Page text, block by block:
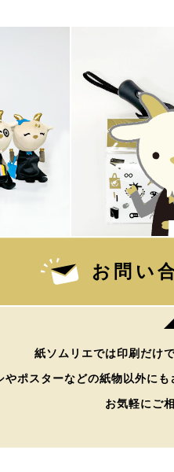
お問い
紙ソムリエでは印刷だけで
やポスターなどの紙物以外に
お気軽にご